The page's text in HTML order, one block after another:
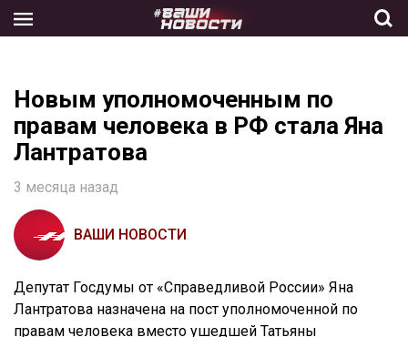
the
Новым уполномоченным по
правам человека в РФ стала Яна
Лантратова
3 месяца назад
ВАШИ НОВОСТИ
Депутат Госдумы от «Справедливой России» Яна
Лантратова назначена на пост уполномоченной по
правам человека вместо ушедшей Татьяны